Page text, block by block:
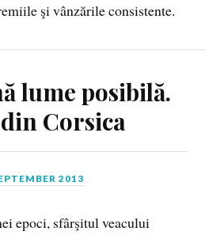
şi vânzările consistente.
lume posibilă.
Corsica
2013
epoci, sfârşitul veacului